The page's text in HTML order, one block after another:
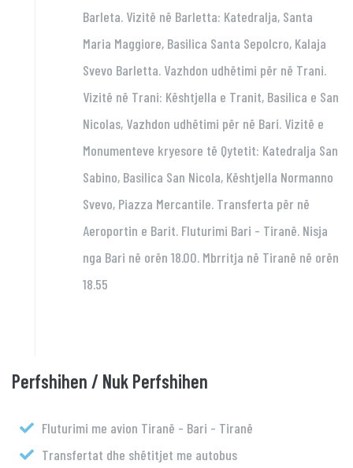
Barleta. Vizitë në Barletta: Katedralja, Santa
Maria Maggiore, Basilica Santa Sepolcro, Kalaja
Svevo Barletta. Vazhdon udhëtimi për në Trani.
Vizitë në Trani: Kështjella e Tranit, Basilica e San
Nicolas, Vazhdon udhëtimi për në Bari. Vizitë e
Monumenteve kryesore të Qytetit: Katedralja San
Sabino, Basilica San Nicola, Kështjella Normanno
Svevo, Piazza Mercantile. Transferta për në
Aeroportin e Barit. Fluturimi Bari - Tiranë. Nisja
nga Bari në orën 18.00. Mbrritja në Tiranë në orën
18.55
Perfshihen / Nuk Perfshihen
Fluturimi me avion Tiranë - Bari - Tiranë
Transfertat dhe shëtitjet me autobus